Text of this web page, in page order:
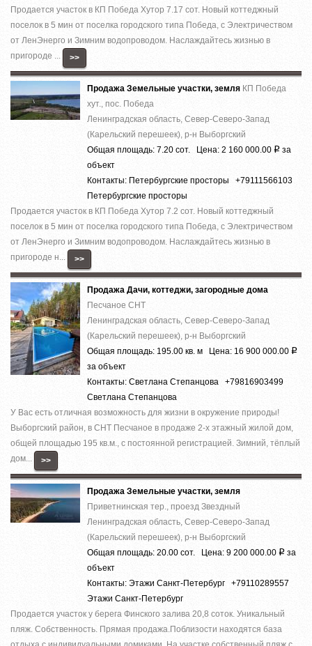
Продается участок в КП Победа Хутор 7.17 сот. Новый коттеджный
поселок в 5 мин от поселка городского типа Победа, с Электричеством
от ЛенЭнерго и Зимним водопроводом. Наслаждайтесь жизнью в
пригороде ...
>>
Продажа Земельные участки, земля КП Победа
хут., пос. Победа
Ленинградская область, Север-Северо-Запад
(Карельский перешеек), р-н Выборгский
Общая площадь: 7.20 сот. Цена: 2 160 000.00 Р за
объект
Контакты: Петербургские просторы +79111566103
Петербургские просторы
Продается участок в КП Победа Хутор 7.2 сот. Новый коттеджный
поселок в 5 мин от поселка городского типа Победа, с Электричеством
от ЛенЭнерго и Зимним водопроводом. Наслаждайтесь жизнью в
пригороде н...
>>
Продажа Дачи, коттеджи, загородные дома
Песчаное СНТ
Ленинградская область, Север-Северо-Запад
(Карельский перешеек), р-н Выборгский
Общая площадь: 195.00 кв. м Цена: 16 900 000.00 Р
за объект
Контакты: Светлана Степанцова +79816903499
Светлана Степанцова
У Вас есть отличная возможность для жизни в окружение природы!
Выборгский район, в СНТ Песчаное в продаже 2-х этажный жилой дом,
общей площадью 195 кв.м., с постоянной регистрацией. Зимний, тёплый
дом...
>>
Продажа Земельные участки, земля
Приветнинская тер., проезд Звездный
Ленинградская область, Север-Северо-Запад
(Карельский перешеек), р-н Выборгский
Общая площадь: 20.00 сот. Цена: 9 200 000.00 Р за
объект
Контакты: Этажи Санкт-Петербург +79110289557
Этажи Санкт-Петербург
Продается участок у берега Финского залива 20,8 соток. Уникальный
пляж. Собственность. Прямая продажа.Поблизости находятся база